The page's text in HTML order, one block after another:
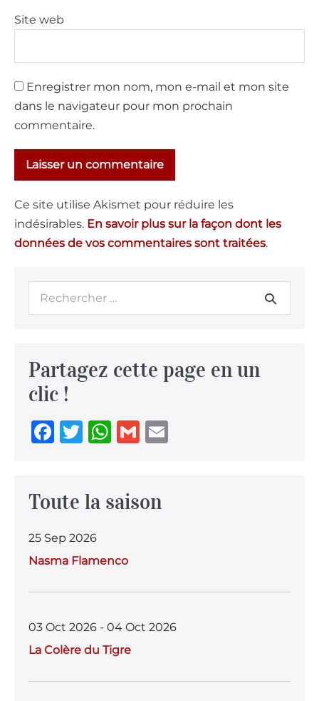
Site web
Enregistrer mon nom, mon e-mail et mon site
dans le navigateur pour mon prochain
commentaire.
Ce site utilise Akismet pour réduire les
indésirables. En savoir plus sur la façon dont les
données de vos commentaires sont traitées.
Partagez cette page en un
clic !
F
e
o
o
k
T
te
W
s
p
G
l
Toute la saison
25 Sep 2026
Nasma Flamenco
03 Oct 2026 - 04 Oct 2026
La Colère du Tigre